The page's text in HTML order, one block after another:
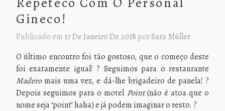
Gineco!
Publicado em 17 De Janeiro De 2018 porSara Müller
O último encontro foi tão gostoso, que o começo deste
foi exatamente igual! ? Seguimos para o restaurante
Maderomais uma vez, e dá-lhe brigadeiro de panela! ?
Depois seguimos para o motel Point(não é atoa que o
nome seja ‘point’ haha) e já podem imaginar o resto. ?